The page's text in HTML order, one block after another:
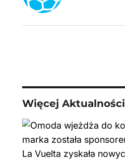
Więcej Aktualności